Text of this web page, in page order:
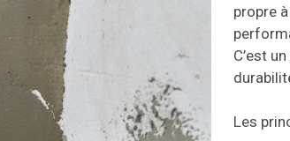
propre
C’est
Les